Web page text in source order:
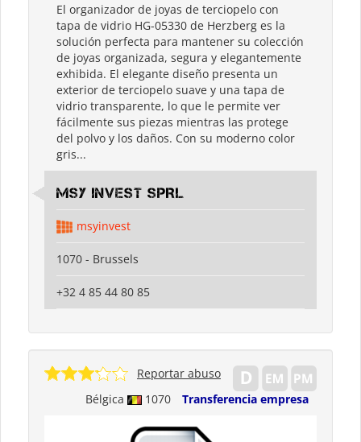
El organizador de joyas de terciopelo con
tapa de vidrio HG-05330 de Herzberg es la
solución perfecta para mantener su colección
de joyas organizada, segura y elegantemente
exhibida. El elegante diseño presenta un
exterior de terciopelo suave y una tapa de
vidrio transparente, lo que le permite ver
fácilmente sus piezas mientras las protege
del polvo y los daños. Con su moderno color
gris...
MSY INVEST SPRL
msyinvest
1070 - Brussels
+32 4 85 44 80 85
Bélgica 1070 Transferencia empresa
Reportar abuso